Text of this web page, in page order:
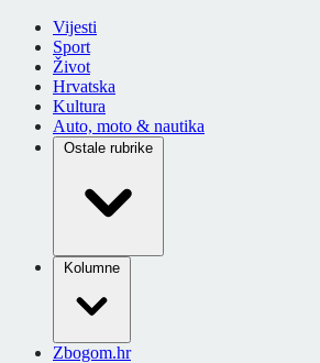
Vijesti
Sport
Život
Hrvatska
Kultura
Auto, moto & nautika
Ostale rubrike
Kolumne
Zbogom.hr